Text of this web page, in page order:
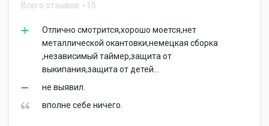
Всего отзывов 15
Отлично смотрится,хорошо моется,нет
металлической окантовки,немецкая сборка
,независимый таймер,защита от
выкипания,защита от детей...
не выявил.
вполне себе ничего.